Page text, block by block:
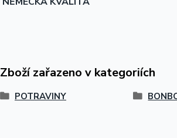
Zboží zařazeno v kategoriích
POTRAVINY